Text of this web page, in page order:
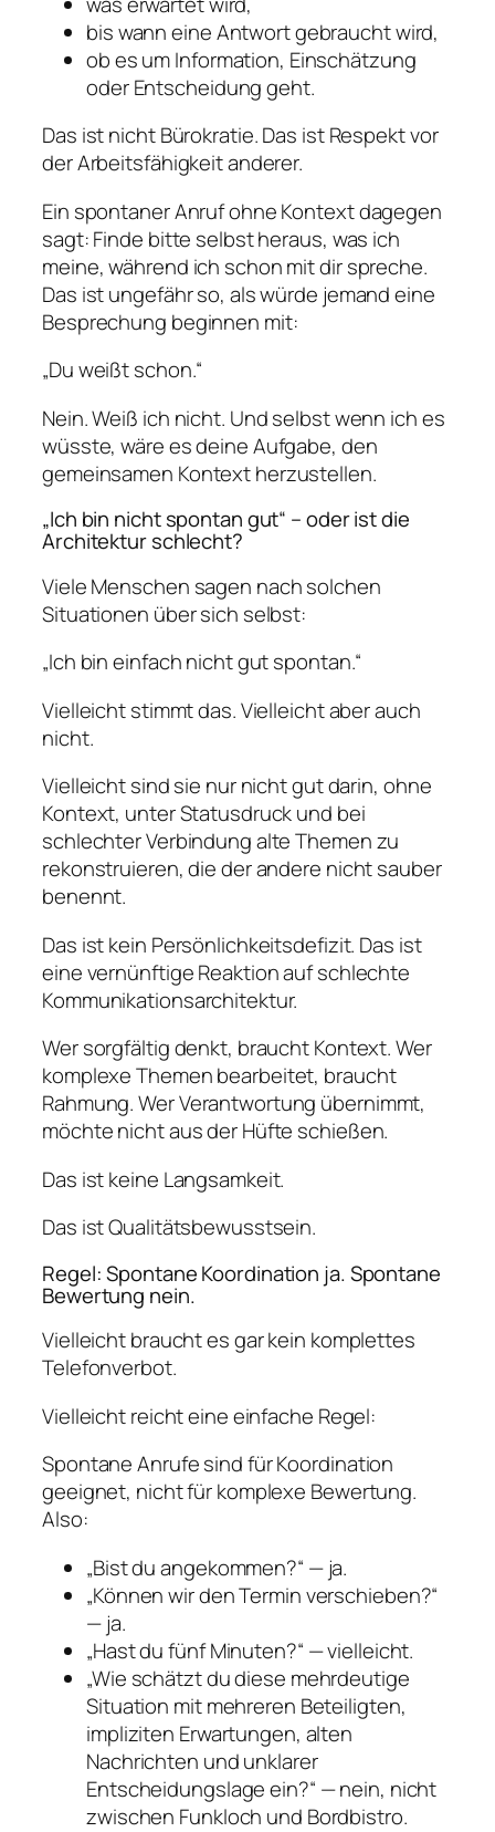
bis wann eine Antwort gebraucht wird,
ob es um Information, Einschätzung
oder Entscheidung geht.
Das ist nicht Bürokratie. Das ist Respekt vor
der Arbeitsfähigkeit anderer.
Ein spontaner Anruf ohne Kontext dagegen
sagt: Finde bitte selbst heraus, was ich
meine, während ich schon mit dir spreche.
Das ist ungefähr so, als würde jemand eine
Besprechung beginnen mit:
„Du weißt schon.“
Nein. Weiß ich nicht. Und selbst wenn ich es
wüsste, wäre es deine Aufgabe, den
gemeinsamen Kontext herzustellen.
„Ich bin nicht spontan gut“ – oder ist die
Architektur schlecht?
Viele Menschen sagen nach solchen
Situationen über sich selbst:
„Ich bin einfach nicht gut spontan.“
Vielleicht stimmt das. Vielleicht aber auch
nicht.
Vielleicht sind sie nur nicht gut darin, ohne
Kontext, unter Statusdruck und bei
schlechter Verbindung alte Themen zu
rekonstruieren, die der andere nicht sauber
benennt.
Das ist kein Persönlichkeitsdefizit. Das ist
eine vernünftige Reaktion auf schlechte
Kommunikationsarchitektur.
Wer sorgfältig denkt, braucht Kontext. Wer
komplexe Themen bearbeitet, braucht
Rahmung. Wer Verantwortung übernimmt,
möchte nicht aus der Hüfte schießen.
Das ist keine Langsamkeit.
Das ist Qualitätsbewusstsein.
Regel: Spontane Koordination ja. Spontane
Bewertung nein.
Vielleicht braucht es gar kein komplettes
Telefonverbot.
Vielleicht reicht eine einfache Regel:
Spontane Anrufe sind für Koordination
geeignet, nicht für komplexe Bewertung.
Also:
„Bist du angekommen?“ — ja.
„Können wir den Termin verschieben?“
— ja.
„Hast du fünf Minuten?“ — vielleicht.
„Wie schätzt du diese mehrdeutige
Situation mit mehreren Beteiligten,
impliziten Erwartungen, alten
Nachrichten und unklarer
Entscheidungslage ein?“ — nein, nicht
zwischen Funkloch und Bordbistro.